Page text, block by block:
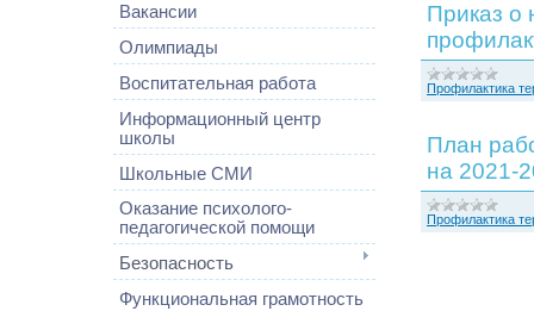
Вакансии
Олимпиады
Воспитательная работа
Информационный центр
школы
Школьные СМИ
Оказание психолого-
педагогической помощи
Безопасность
Функциональная грамотность
Приказ о
Профилактика
План
на 2021-
Профилактика